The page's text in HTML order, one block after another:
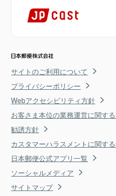
サイトのご利用について
プライバシーポリシー
Webアクセシビリティ方針
お客さま本位の業務運営に関す
勧誘方針
カスタマーハラスメントに関す
日本郵便公式アプリ一覧
ソーシャルメディア
サイトマップ